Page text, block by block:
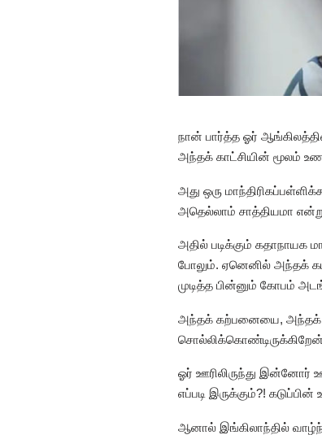
நான் பார்த்த ஓர்
அந்தக் காட்சியின் மூலம்
அது ஒரு
அதெல்லாம் சாத்தியமா
அதில் படிக்கும் கதாநாயக
போலும். ஏனெனில் அந்தக்
முடித்த பின்னும் கோபம்
அந்தக் கற்பனையை, அந்தக்
சொல்லிக்கொண்டிருக்கிறேன்
ஓர் ஊரிலிருந்து இன்னோர்
எப்படி இருக்கும்?!
ஆனால் இங்கிலாந்தில்